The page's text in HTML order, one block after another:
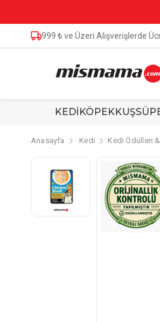
999 ₺ ve Üzeri Alışverişlerde
KEDİKÖPEKKUŞ
Anasayfa Kedi Kedi Ödülleri